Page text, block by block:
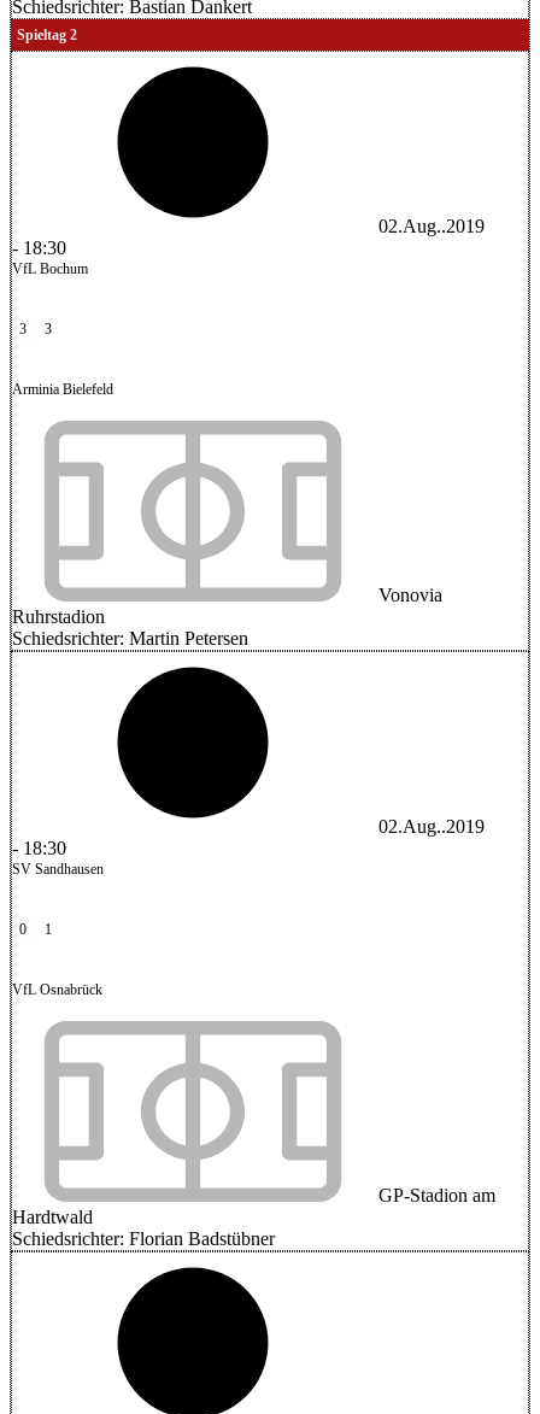
Schiedsrichter: Bastian Dankert
Spieltag 2
02.Aug..2019
- 18:30
VfL Bochum
3 3
Arminia Bielefeld
Vonovia
Ruhrstadion
Schiedsrichter: Martin Petersen
02.Aug..2019
- 18:30
SV Sandhausen
0 1
VfL Osnabrück
GP-Stadion am
Hardtwald
Schiedsrichter: Florian Badstübner